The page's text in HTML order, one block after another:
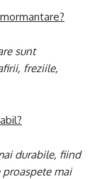
sunt
freziile,
durabile, fiind
mai